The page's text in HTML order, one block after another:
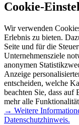
Cookie-
Wir verwenden
Erlebnis zu bieten.
Seite und für die
Unternehmensziele
anonymen
Anzeige
entscheiden, welche
beachten Sie, dass
mehr alle
→ Weitere
Datenschutzhinweis.